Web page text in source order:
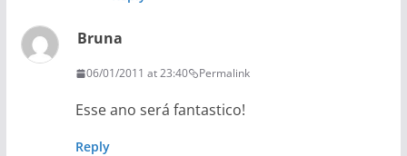
Bruna
06/01/2011 at 23:40 Permalink
Esse ano será fantastico!
Reply